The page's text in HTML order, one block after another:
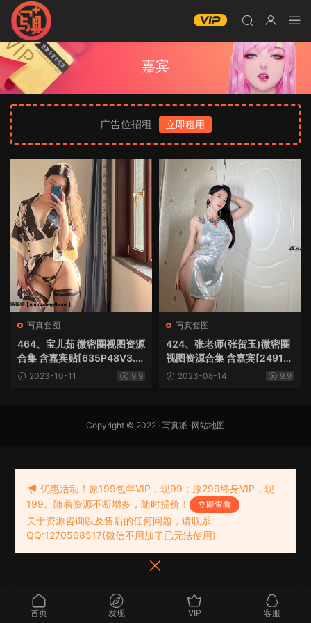
嘉宾
广告位招租 立即租用
写真套图
464、宝儿茹 微密圈视图资源
合集 含嘉宾贴[635P48V3.6
6G]2023-10-11 9.9
写真套图
424、张老师(张贺玉)微密圈
视图资源合集 含嘉宾[2491P
100V3.01G]
2023-08-14 9.9
Copyright © 2022 · 写真派 ·网站地图
首页 发现 VIP 客服
优惠活动！原199包年VIP，现99；原299终身VIP，现
199。随着资源不断增多，随时提价！
立即查看
关于资源咨询以及售后的任何问题，请联系
QQ:1270568517(微信不用加了已无法使用)